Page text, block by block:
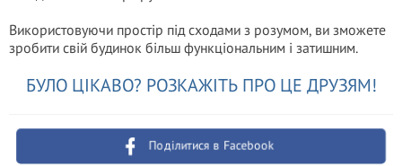
Використовуючи простір під сходами з розумом, ви зможете
зробити свій будинок більш функціональним і затишним.
БУЛО ЦІКАВО? РОЗКАЖІТЬ ПРО ЦЕ ДРУЗЯМ!
Поділитися в Facebook